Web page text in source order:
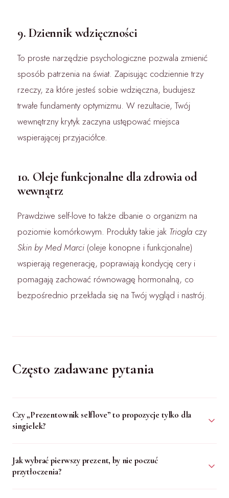
9. Dziennik wdzięczności
To proste narzędzie psychologiczne pozwala zmienić
sposób patrzenia na świat. Zapisując codziennie trzy
rzeczy, za które jesteś sobie wdzięczna, budujesz
trwałe fundamenty optymizmu. W rezultacie, Twój
wewnętrzny krytyk zaczyna ustępować miejsca
wspierającej przyjaciółce.
10. Oleje funkcjonalne dla zdrowia od
wewnątrz
Prawdziwe self-love to także dbanie o organizm na
poziomie komórkowym. Produkty takie jak Triogla czy
Skin by Med Marci (oleje konopne i funkcjonalne)
wspierają regenerację, poprawiają kondycję cery i
pomagają zachować równowagę hormonalną, co
bezpośrednio przekłada się na Twój wygląd i nastrój.
Często zadawane pytania
Czy „Prezentownik selflove” to propozycje tylko dla
singielek?
Jak wybrać pierwszy prezent, by nie poczuć
przytłoczenia?